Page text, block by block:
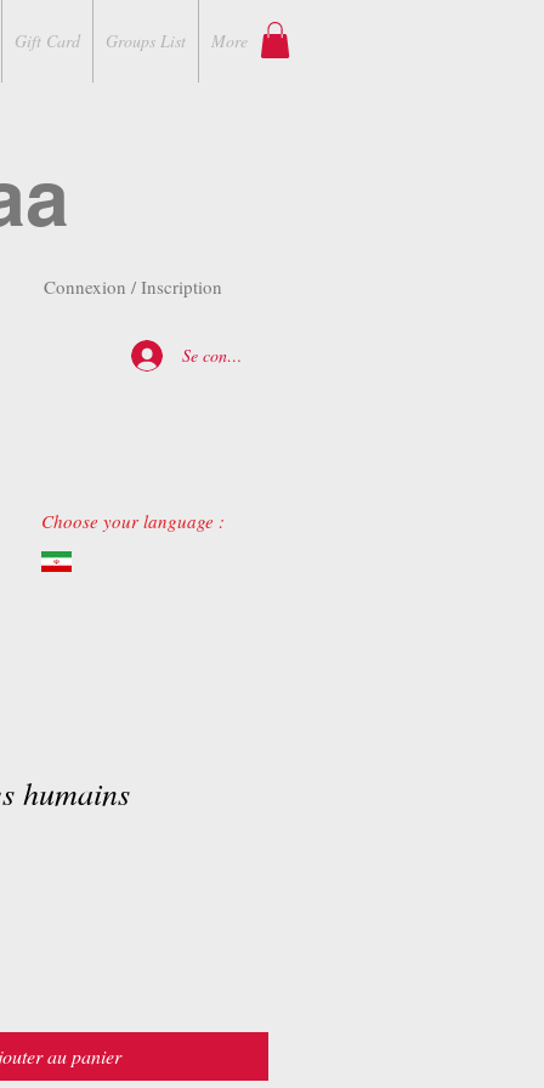
Gift Card Groups List More
Connexion / Inscription
Se connecter
Choose your language :
humains
au panier